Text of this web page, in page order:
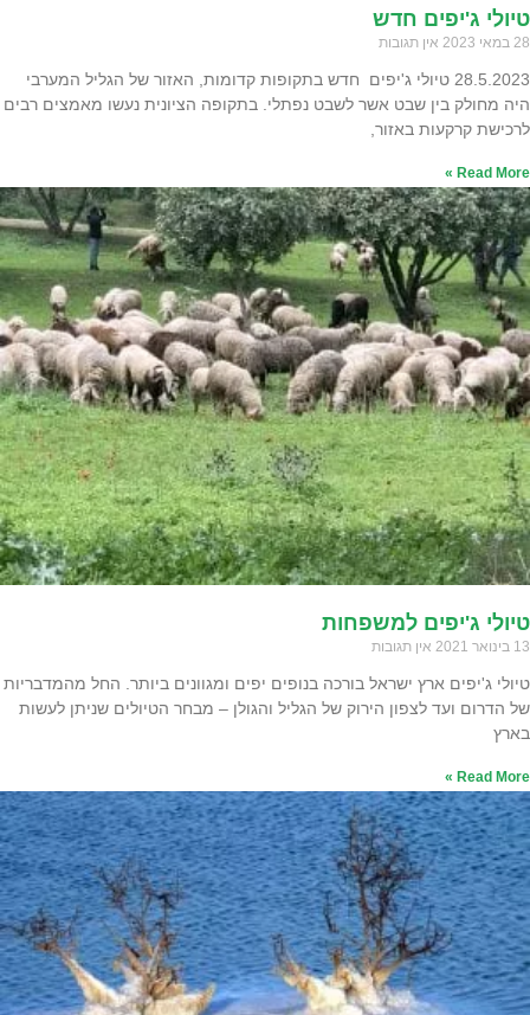
טיולי ג'יפים חדש
28 במאי 2023 אין תגובות
28.5.2023 טיולי ג'יפים חדש בתקופות קדומות, האזור של הגליל המערבי
היה מחולק בין שבט אשר לשבט נפתלי. בתקופה הציונית נעשו מאמצים רבים
לרכישת קרקעות באזור,
Read More »
טיולי ג'יפים למשפחות
13 בינואר 2021 אין תגובות
טיולי ג'יפים ארץ ישראל בורכה בנופים יפים ומגוונים ביותר. החל מהמדבריות
של הדרום ועד לצפון הירוק של הגליל והגולן – מבחר הטיולים שניתן לעשות
בארץ
Read More »